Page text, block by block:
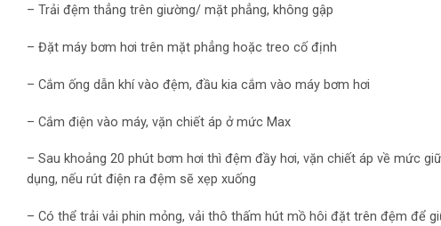
– Trải đệm thẳng trên giường/ mặt phẳng, không gập
– Đặt máy bơm hơi trên mặt phẳng hoặc treo cố định
– Cắm ống dẫn khí vào đệm, đầu kia cắm vào máy bơm hơi
– Cắm điện vào máy, vặn chiết áp ở mức Max
– Sau khoảng 20 phút bơm hơi thì đệm đầy hơi, vặn chiết áp về mức
dụng, nếu rút điện ra đệm sẽ xẹp xuống
– Có thể trải vải phin mỏng, vải thô thấm hút mồ hôi đặt trên đệm để